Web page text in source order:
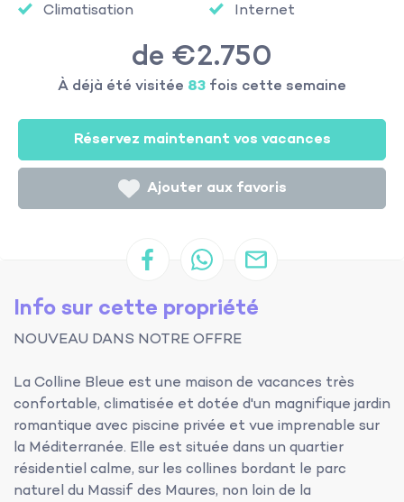
Climatisation
Internet
de €2.750
À déjà été visitée 83 fois cette semaine
Réservez maintenant vos vacances
Ajouter aux favoris
Info sur cette propriété
NOUVEAU DANS NOTRE OFFRE
La Colline Bleue est une maison de vacances très
confortable, climatisée et dotée d'un magnifique jardin
romantique avec piscine privée et vue imprenable sur
la Méditerranée. Elle est située dans un quartier
résidentiel calme, sur les collines bordant le parc
naturel du Massif des Maures, non loin de la